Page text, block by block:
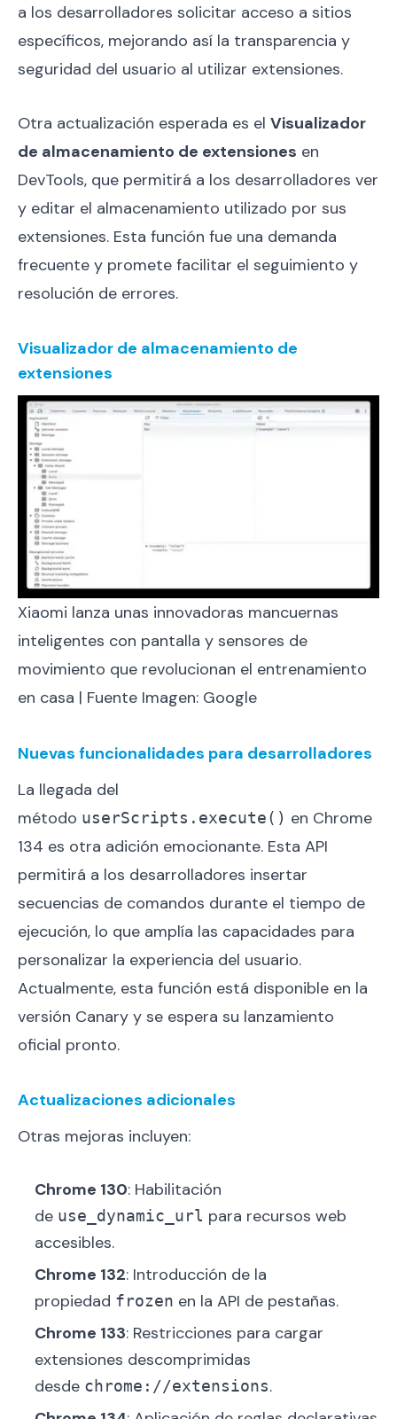
a los desarrolladores solicitar acceso a sitios
específicos, mejorando así la transparencia y
seguridad del usuario al utilizar extensiones.
Otra actualización esperada es el Visualizador
de almacenamiento de extensiones en
DevTools, que permitirá a los desarrolladores ver
y editar el almacenamiento utilizado por sus
extensiones. Esta función fue una demanda
frecuente y promete facilitar el seguimiento y
resolución de errores.
Visualizador de almacenamiento de
extensiones
Xiaomi lanza unas innovadoras mancuernas
inteligentes con pantalla y sensores de
movimiento que revolucionan el entrenamiento
en casa | Fuente Imagen: Google
Nuevas funcionalidades para desarrolladores
La llegada del
método userScripts.execute() en Chrome
134 es otra adición emocionante. Esta API
permitirá a los desarrolladores insertar
secuencias de comandos durante el tiempo de
ejecución, lo que amplía las capacidades para
personalizar la experiencia del usuario.
Actualmente, esta función está disponible en la
versión Canary y se espera su lanzamiento
oficial pronto.
Actualizaciones adicionales
Otras mejoras incluyen:
Chrome 130: Habilitación
de use_dynamic_url para recursos web
accesibles.
Chrome 132: Introducción de la
propiedad frozen en la API de pestañas.
Chrome 133: Restricciones para cargar
extensiones descomprimidas
desde chrome://extensions.